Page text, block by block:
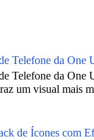
Telefone da One
Telefone da
um visual mais
de Ícones com